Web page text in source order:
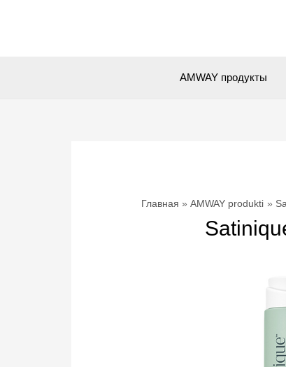
AMWAY продукты
Главная AMWAY produkti